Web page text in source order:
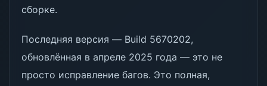
сборке.
Последняя версия — Build 5670202,
обновлённая в апреле 2025 года — это не
просто исправление багов. Это полная,